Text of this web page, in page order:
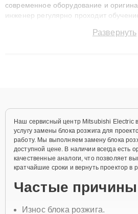
современное оборудование и
инженер регулярно проходит
восстанавливать технику сРазвернуть
Наш сервисный центр Mitsubishi Electric
услугу замены блока розжига для
работу. Мы выполняем замену блока
доступной цене. В наличии всегда есть
качественные аналоги, что позволяет
кратчайшие сроки и вернуть проектор в
Частые
Износ блока розжига.